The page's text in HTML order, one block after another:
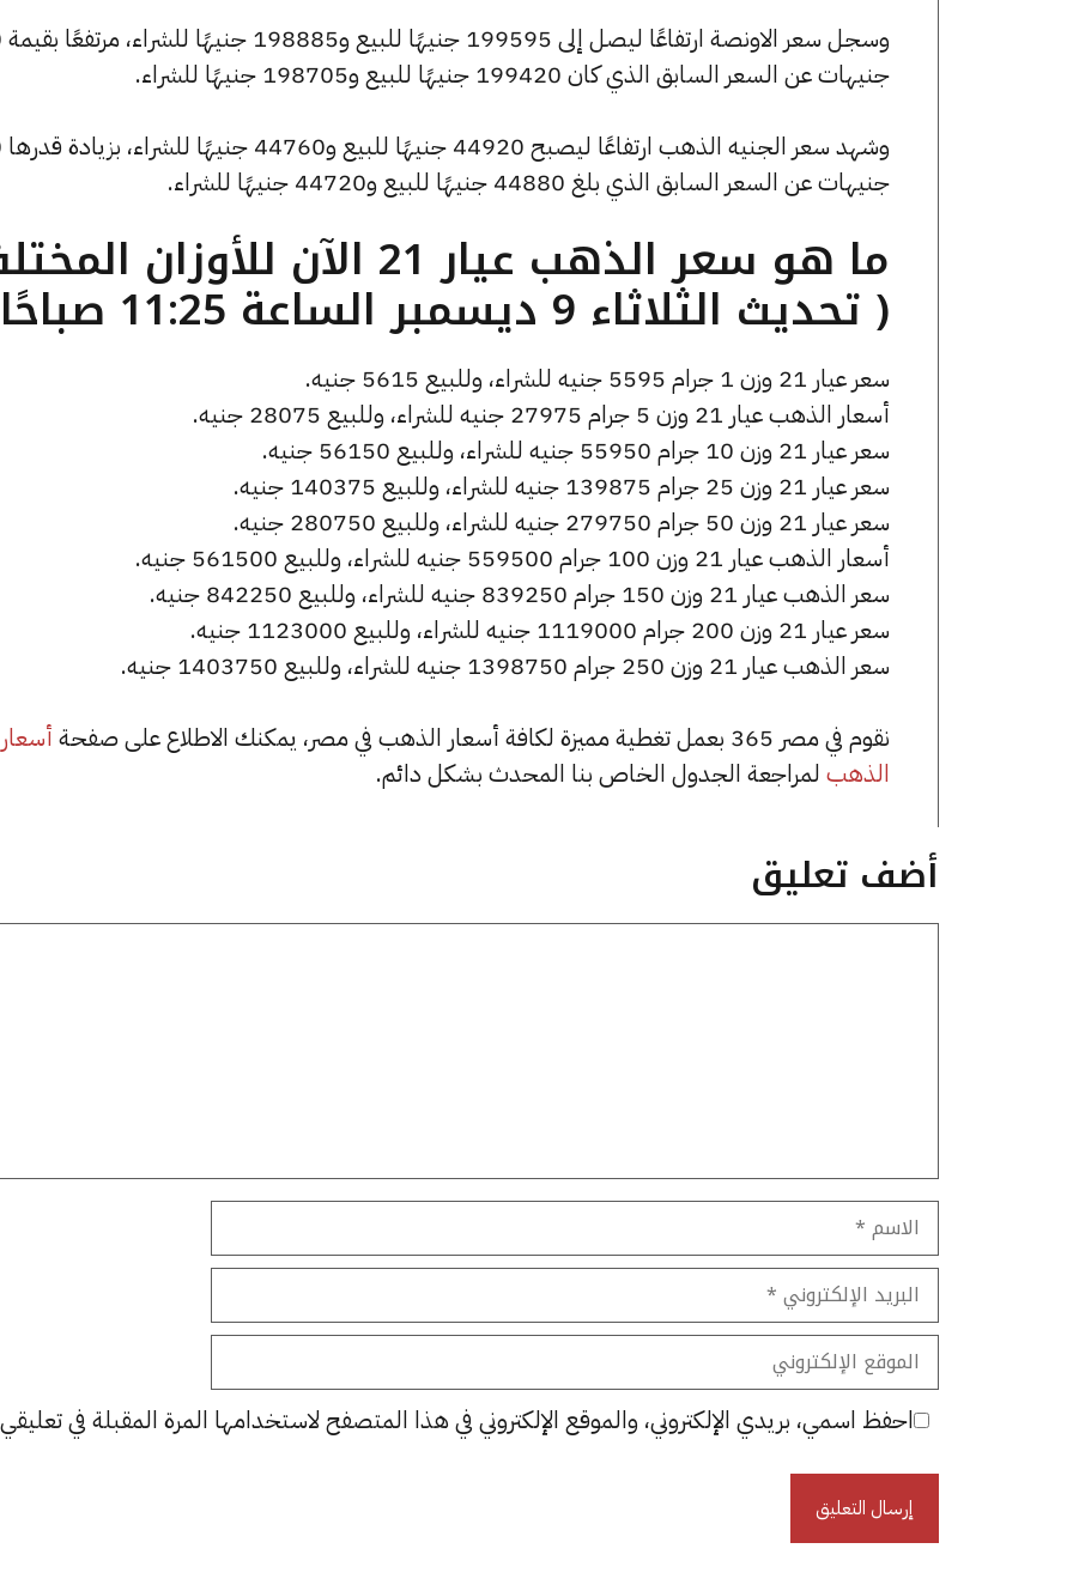
جنيهات عن السعر السابق الذي كان 199420 جنيهًا للبيع و198705 جنيهًا للشراء.
جنيهات عن السعر السابق الذي بلغ 44880 جنيهًا للبيع و44720 جنيهًا للشراء.
ما هو سعر الذهب عيار 21 الآن للأوزان
( تحديث الثلاثاء 9 ديسمبر الساعة 11:25 صباحًا )
سعر عيار 21 وزن 1 جرام 5595 جنيه للشراء، وللبيع 5615 جنيه.
أسعار الذهب عيار 21 وزن 5 جرام 27975 جنيه للشراء، وللبيع 28075 جنيه.
سعر عيار 21 وزن 10 جرام 55950 جنيه للشراء، وللبيع 56150 جنيه.
سعر عيار 21 وزن 25 جرام 139875 جنيه للشراء، وللبيع 140375 جنيه.
سعر عيار 21 وزن 50 جرام 279750 جنيه للشراء، وللبيع 280750 جنيه.
أسعار الذهب عيار 21 وزن 100 جرام 559500 جنيه للشراء، وللبيع 561500 جنيه.
سعر الذهب عيار 21 وزن 150 جرام 839250 جنيه للشراء، وللبيع 842250 جنيه.
سعر عيار 21 وزن 200 جرام 1119000 جنيه للشراء، وللبيع 1123000 جنيه.
سعر الذهب عيار 21 وزن 250 جرام 1398750 جنيه للشراء، وللبيع 1403750 جنيه.
نقوم في مصر 365 بعمل تغطية مميزة لكافة أسعار الذهب في مصر، يمكنك الاطلاع على صفحة
أسعار
الذهب لمراجعة الجدول الخاص بنا المحدث بشكل دائم.
أضف تعليق
الاسم
البريد
الإلكتروني
الموقع
الإلكتروني
احفظ اسمي، بريدي الإلكتروني، والموقع الإلكتروني في هذا المتصفح لاستخدامها المرة المقبلة في